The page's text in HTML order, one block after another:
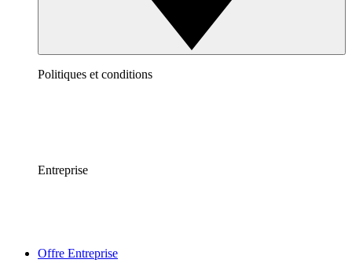
Politiques et conditions
Entreprise
Offre Entreprise